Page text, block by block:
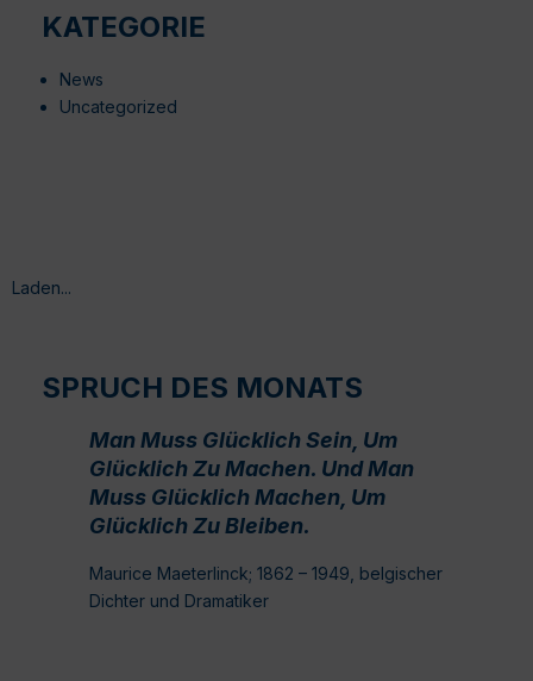
KATEGORIE
News
Uncategorized
Laden...
SPRUCH DES MONATS
Man Muss Glücklich Sein, Um
Glücklich Zu Machen. Und Man
Muss Glücklich Machen, Um
Glücklich Zu Bleiben.
Maurice Maeterlinck; 1862 – 1949, belgischer
Dichter und Dramatiker